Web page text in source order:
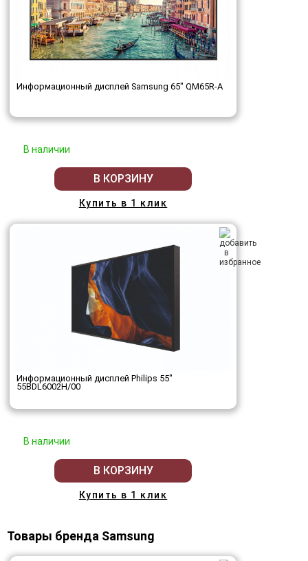
Информационный дисплей Samsung 65" QM65R-A
В наличии
В КОРЗИНУ
Купить в 1 клик
Информационный дисплей Philips 55"
55BDL6002H/00
В наличии
В КОРЗИНУ
Купить в 1 клик
Товары бренда Samsung